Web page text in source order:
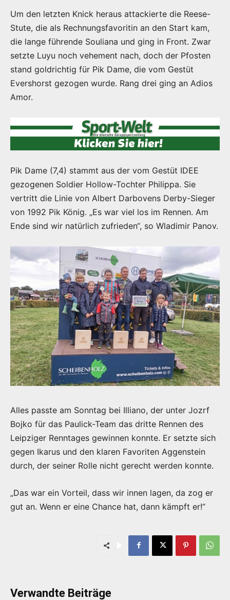
Um den letzten Knick heraus attackierte die Reese-
Stute, die als Rechnungsfavoritin an den Start kam,
die lange führende Souliana und ging in Front. Zwar
setzte Luyu noch vehement nach, doch der Pfosten
stand goldrichtig für Pik Dame, die vom Gestüt
Evershorst gezogen wurde. Rang drei ging an Adios
Amor.
Pik Dame (7,4) stammt aus der vom Gestüt IDEE
gezogenen Soldier Hollow-Tochter Philippa. Sie
vertritt die Linie von Albert Darbovens Derby-Sieger
von 1992 Pik König. „Es war viel los im Rennen. Am
Ende sind wir natürlich zufrieden“, so Wladimir Panov.
Alles passte am Sonntag bei Illiano, der unter Jozrf
Bojko für das Paulick-Team das dritte Rennen des
Leipziger Renntages gewinnen konnte. Er setzte sich
gegen Ikarus und den klaren Favoriten Aggenstein
durch, der seiner Rolle nicht gerecht werden konnte.
„Das war ein Vorteil, dass wir innen lagen, da zog er
gut an. Wenn er eine Chance hat, dann kämpft er!“
Verwandte Beiträge